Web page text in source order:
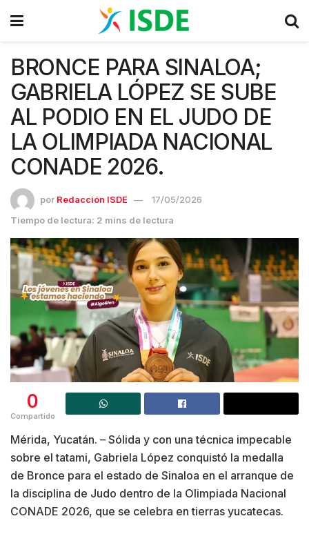
BRONCE PARA SINALOA;
GABRIELA LÓPEZ SE SUBE
AL PODIO EN EL JUDO DE
LA OLIMPIADA NACIONAL
CONADE 2026.
por Redacción ISDE
17/05/2026
Tiempo de lectura: 2 mins de lectura
0
Compartido
Mérida, Yucatán. – Sólida y con una técnica impecable
sobre el tatami, Gabriela López conquistó la medalla
de Bronce para el estado de Sinaloa en el arranque de
la disciplina de Judo dentro de la Olimpiada Nacional
CONADE 2026, que se celebra en tierras yucatecas.